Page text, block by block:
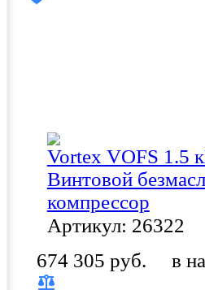
Vortex VOFS 1.5
Винтовой
компрессор
Артикул: 26322
674 305 руб.
в